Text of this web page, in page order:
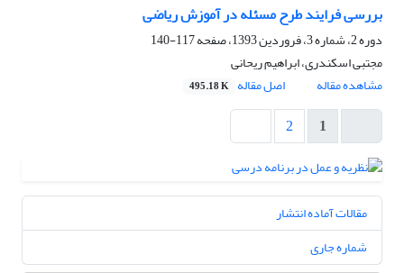
بررسی فرایند طرح‌ مسئله در آموزش ریاضی
دوره 2، شماره 3، فروردین 1393، صفحه
117-140
مجتبی اسکندری، ابراهیم ریحانی
مشاهده مقاله
اصل مقاله 495.18 K
1
2
مقالات آماده انتشار
شماره جاری